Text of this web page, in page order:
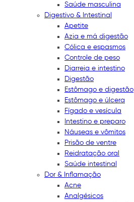
Saúde masculina
Digestivo & Intestinal
Apetite
Azia e má digestão
Cólica e espasmos
Controle de peso
Diarreia e intestino
Digestão
Estômago e digestão
Estômago e úlcera
Fígado e vesícula
Intestino e preparo
Náuseas e vômitos
Prisão de ventre
Reidratação oral
Saúde intestinal
Dor & Inflamação
Acne
Analgésicos